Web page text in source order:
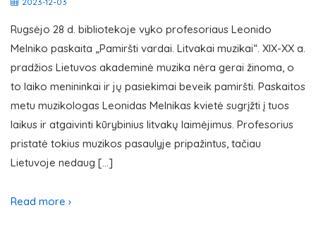
Rugsėjo 28 d. bibliotekoje vyko profesoriaus Leonido
Melniko paskaita „Pamiršti vardai. Litvakai muzikai“. XIX-XX a.
pradžios Lietuvos akademinė muzika nėra gerai žinoma, o
to laiko menininkai ir jų pasiekimai beveik pamiršti. Paskaitos
metu muzikologas Leonidas Melnikas kvietė sugrįžti į tuos
laikus ir atgaivinti kūrybinius litvakų laimėjimus. Profesorius
pristatė tokius muzikos pasaulyje pripažintus, tačiau
Lietuvoje nedaug […]
Read more ›